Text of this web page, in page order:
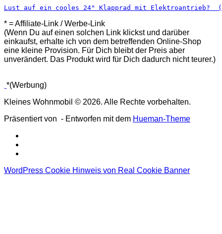
Lust auf ein cooles 24" Klapprad mit Elektroantrieb?
* = Affiliate-Link / Werbe-Link
(Wenn Du auf einen solchen Link klickst und darüber
einkaufst, erhalte ich von dem betreffenden Online-Shop
eine kleine Provision. Für Dich bleibt der Preis aber
unverändert. Das Produkt wird für Dich dadurch nicht teurer.)
*(Werbung)
Kleines Wohnmobil © 2026. Alle Rechte vorbehalten.
Präsentiert von - Entworfen mit dem Hueman-Theme
WordPress Cookie Hinweis von Real Cookie Banner